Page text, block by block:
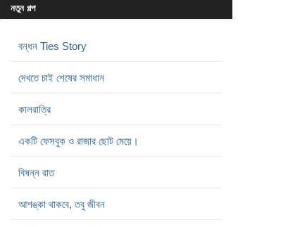
নতুন গল্প
বন্ধন Ties Story
দেখতে চাই শেষের সমাধান
কালরাত্রি
একটি ফেসবুক ও রাজার ছোট মেয়ে।
বিষন্ন রাত
আশঙ্কা থাকবে, তবু জীবন